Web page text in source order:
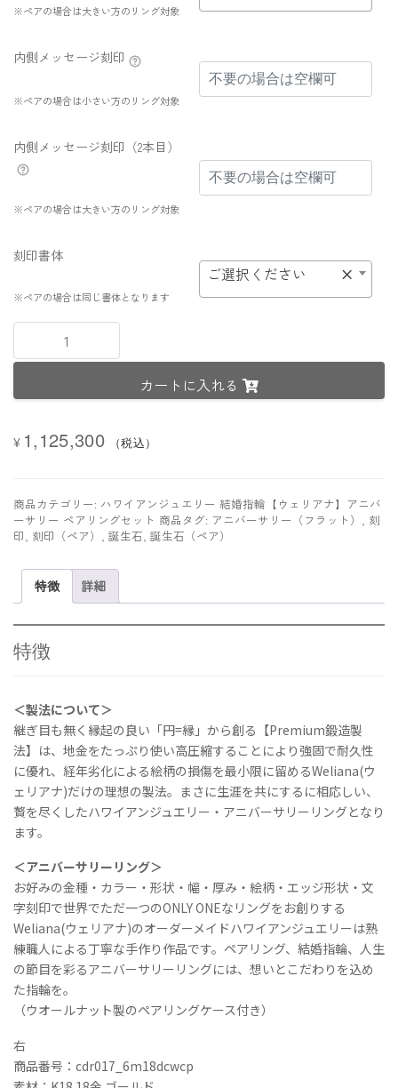
※ペアの場合は大きい方のリング対象
内側メッセージ刻印
※ペアの場合は小さい方のリング対象
内側メッセージ刻印（2本目）
※ペアの場合は大きい方のリング対象
刻印書体
※ペアの場合は同じ書体となります
×
ご選択ください
ミ
ム
造
リ
ン
グ】
ピ
イ
エ
ロ
ゴ
ー
ル
ド
と
イ
エ
ロ
ホ
ワ
イ
ト
ゴ
ー
ル
ド
《
デ
ュ
ア
カートに入れる
¥ 1,125,300 （税込）
商品カテゴリー: ハワイアンジュエリー 結婚指輪【ウェリアナ】アニバ
ーサリー ペアリングセット 商品タグ: アニバーサリー（フラット） , 刻
印, 刻印（ペア） , 誕生石, 誕生石（ペア）
特徴 詳細
特徴
＜製法について＞
継ぎ目も無く縁起の良い「円=縁」から創る【Premium鍛造製
法】は、地金をたっぷり使い高圧縮することにより強固で耐久性
に優れ、経年劣化による絵柄の損傷を最小限に留めるWeliana(ウ
ェリアナ)だけの理想の製法。まさに生涯を共にするに相応しい、
贅を尽くしたハワイアンジュエリー・アニバーサリーリングとなり
ます。
＜アニバーサリーリング＞
お好みの金種・カラー・形状・幅・厚み・絵柄・エッジ形状・文
字刻印で世界でただ一つのONLY ONEなリングをお創りする
Weliana(ウェリアナ)のオーダーメイドハワイアンジュエリーは熟
練職人による丁寧な手作り作品です。ペアリング、結婚指輪、人生
の節目を彩るアニバーサリーリングには、想いとこだわりを込め
た指輪を。
（ウオールナット製のペアリングケース付き）
右
商品番号：cdr017_6m18dcwcp